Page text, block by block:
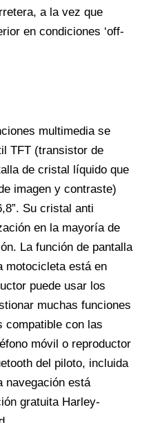
a la vez que
en condiciones ‘off-
multimedia se
TFT (transistor de
de cristal líquido que
imagen y contraste)
Su cristal anti
en la mayoría de
La función de pantalla
motocicleta está en
puede usar los
muchas funciones
compatible con las
móvil o reproductor
del piloto, incluida
navegación está
gratuita Harley-